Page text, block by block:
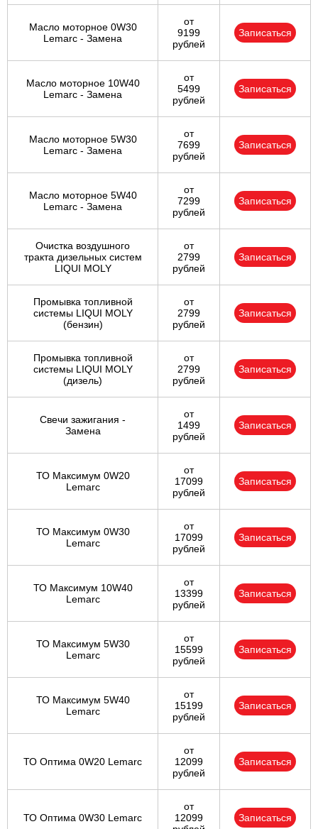
Масло моторное 0W30
Lemarc - Замена
от
9199
рублей
Записаться
Масло моторное 10W40
Lemarc - Замена
от
5499
рублей
Записаться
Масло моторное 5W30
Lemarc - Замена
от
7699
рублей
Записаться
Масло моторное 5W40
Lemarc - Замена
от
7299
рублей
Записаться
Очистка воздушного
тракта дизельных систем
LIQUI MOLY
от
2799
рублей
Записаться
Промывка топливной
системы LIQUI MOLY
(бензин)
от
2799
рублей
Записаться
Промывка топливной
системы LIQUI MOLY
(дизель)
от
2799
рублей
Записаться
Свечи зажигания -
Замена
от
1499
рублей
Записаться
ТО Максимум 0W20
Lemarc
от
17099
рублей
Записаться
ТО Максимум 0W30
Lemarc
от
17099
рублей
Записаться
ТО Максимум 10W40
Lemarc
от
13399
рублей
Записаться
ТО Максимум 5W30
Lemarc
от
15599
рублей
Записаться
ТО Максимум 5W40
Lemarc
от
15199
рублей
Записаться
ТО Оптима 0W20 Lemarc
от
12099
рублей
Записаться
ТО Оптима 0W30 Lemarc
от
12099
Записаться